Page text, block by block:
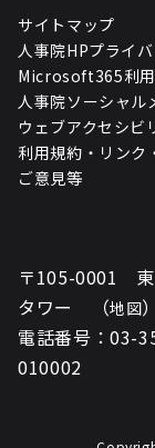
サイトマップ
人事院HPプライ
Microsoft365利用
人事院ソーシャル
ウェブアクセシビ
利用規約・リンク
ご意見等
〒105-0001
タワー （地図）
電話番号：03-
010002